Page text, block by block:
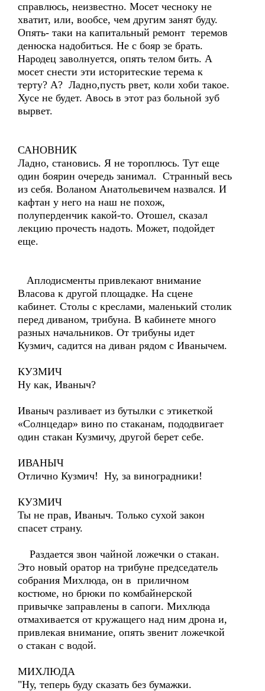
справлюсь, неизвестно. Мосет чесноку не
хватит, или, вообсе, чем другим занят буду.
Опять- таки на капитальный ремонт теремов
денюска надобиться. Не с бояр зе брать.
Народец заволнуется, опять телом бить. А
мосет снести эти историтеские терема к
терту? А? Ладно,пусть рвет, коли хоби такое.
Хусе не будет. Авось в этот раз больной зуб
вырвет.
САНОВНИК
Ладно, становись. Я не тороплюсь. Тут еще
один боярин очередь занимал. Странный весь
из себя. Воланом Анатольевичем назвался. И
кафтан у него на наш не похож,
полуперденчик какой-то. Отошел, сказал
лекцию прочесть надоть. Может, подойдет
еще.
Аплодисменты привлекают внимание
Власова к другой площадке. На сцене
кабинет. Столы с креслами, маленький столик
перед диваном, трибуна. В кабинете много
разных начальников. От трибуны идет
Кузмич, садится на диван рядом с Иванычем.
КУЗМИЧ
Ну как, Иваныч?
Иваныч разливает из бутылки с этикеткой
«Солнцедар» вино по стаканам, пододвигает
один стакан Кузмичу, другой берет себе.
ИВАНЫЧ
Отлично Кузмич! Ну, за виноградники!
КУЗМИЧ
Ты не прав, Иваныч. Только сухой закон
спасет страну.
Раздается звон чайной ложечки о стакан.
Это новый оратор на трибуне председатель
собрания Михлюда, он в приличном
костюме, но брюки по комбайнерской
привычке заправлены в сапоги. Михлюда
отмахивается от кружащего над ним дрона и,
привлекая внимание, опять звенит ложечкой
о стакан с водой.
МИХЛЮДА
"Ну, теперь буду сказать без бумажки.